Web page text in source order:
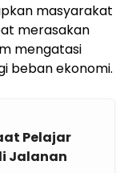
masyarakat
merasakan
mengatasi
beban ekonomi.
Pelajar
Jalanan